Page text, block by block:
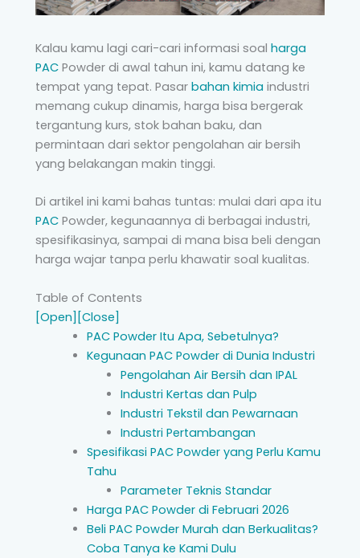
Kalau kamu lagi cari-cari informasi soal harga
PAC Powder di awal tahun ini, kamu datang ke
tempat yang tepat. Pasar bahan kimia industri
memang cukup dinamis, harga bisa bergerak
tergantung kurs, stok bahan baku, dan
permintaan dari sektor pengolahan air bersih
yang belakangan makin tinggi.
Di artikel ini kami bahas tuntas: mulai dari apa itu
PAC Powder, kegunaannya di berbagai industri,
spesifikasinya, sampai di mana bisa beli dengan
harga wajar tanpa perlu khawatir soal kualitas.
Table of Contents
[Open] [Close]
PAC Powder Itu Apa, Sebetulnya?
Kegunaan PAC Powder di Dunia Industri
Pengolahan Air Bersih dan IPAL
Industri Kertas dan Pulp
Industri Tekstil dan Pewarnaan
Industri Pertambangan
Spesifikasi PAC Powder yang Perlu Kamu
Tahu
Parameter Teknis Standar
Harga PAC Powder di Februari 2026
Beli PAC Powder Murah dan Berkualitas?
Coba Tanya ke Kami Dulu